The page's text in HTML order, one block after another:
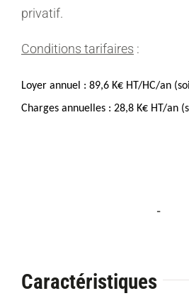
privatif.
Conditions tarifaires :
Loyer annuel : 89,6 K€ HT/HC/an
Charges annuelles : 28,8 K€ HT/an
-
Caractéristiques